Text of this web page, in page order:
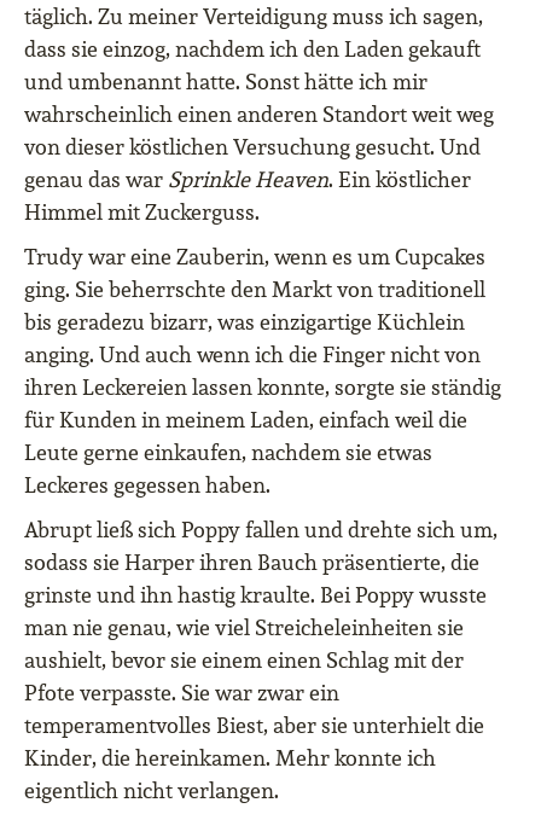
täglich. Zu meiner Verteidigung muss ich sagen,
dass sie einzog, nachdem ich den Laden gekauft
und umbenannt hatte. Sonst hätte ich mir
wahrscheinlich einen anderen Standort weit weg
von dieser köstlichen Versuchung gesucht. Und
genau das war Sprinkle Heaven. Ein köstlicher
Himmel mit Zuckerguss.
Trudy war eine Zauberin, wenn es um Cupcakes
ging. Sie beherrschte den Markt von traditionell
bis geradezu bizarr, was einzigartige Küchlein
anging. Und auch wenn ich die Finger nicht von
ihren Leckereien lassen konnte, sorgte sie ständig
für Kunden in meinem Laden, einfach weil die
Leute gerne einkaufen, nachdem sie etwas
Leckeres gegessen haben.
Abrupt ließ sich Poppy fallen und drehte sich um,
sodass sie Harper ihren Bauch präsentierte, die
grinste und ihn hastig kraulte. Bei Poppy wusste
man nie genau, wie viel Streicheleinheiten sie
aushielt, bevor sie einem einen Schlag mit der
Pfote verpasste. Sie war zwar ein
temperamentvolles Biest, aber sie unterhielt die
Kinder, die hereinkamen. Mehr konnte ich
eigentlich nicht verlangen.